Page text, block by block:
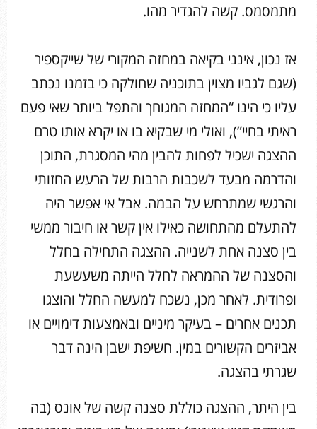
מתמסמס. קשה להגדיר מהו.
אז נכון, אינני בקיאה במחזה המקורי של שייקספיר
(שגם לגביו מצוין בתוכניה שחולקה כי בזמנו נכתב
עליו כי הינו “המחזה המגוחך והתפל ביותר שאי פעם
ראיתי בחיי”), ואולי מי שבקיא בו או יקרא אותו טרם
ההצגה ישכיל לפחות להבין מהי המסגרת, התוכן
והדרמה מבעד לשכבות הרבות של הרעש החזותי
והרגשי שמתרחש על הבמה. אבל אי אפשר היה
להתעלם מהתחושה כאילו אין קשר או חיבור ממשי
בין סצנה אחת לשנייה. ההצגה התחילה בחלל
והסצנה של ההמראה לחלל הייתה משעשעת
ופרודית. לאחר מכן, נשכח למעשה החלל והוצגו
תכנים אחרים – בעיקר מיניים ובאמצעות דימויים או
אביזרים הקשורים במין. חשיפת ישבן הינה דבר
שגרתי בהצגה.
בין היתר, ההצגה כוללת סצנה קשה של אונס (בה